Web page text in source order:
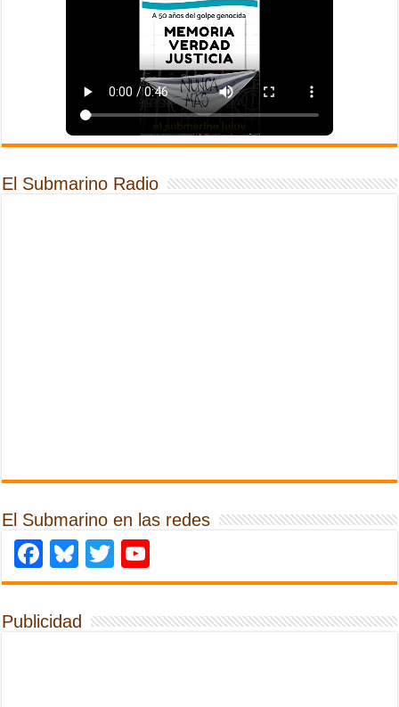
El Submarino Radio
El Submarino en las redes
Facebook
Bluesky
Twitter
Publicidad